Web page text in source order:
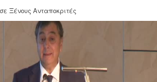
Ξένους Ανταποκριτές